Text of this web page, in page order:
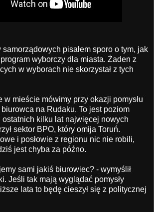
pisałem sporo o tym, jak
wyborczy dla miasta. Żaden z
w wyborach nie skorzystał z tych
w mieście mówimy przy okazji pomysłu
na Rudaku. To jest poziom
ostatnich kilku lat najwięcej nowych
sektor BPO, który omija Toruń.
i posłowie z regionu nic nie robili,
jest chyba za późno.
sami jakiś biurowiec? - wymyślił
Jeśli tak mają wyglądać pomysły
lata to będę cieszył się z politycznej